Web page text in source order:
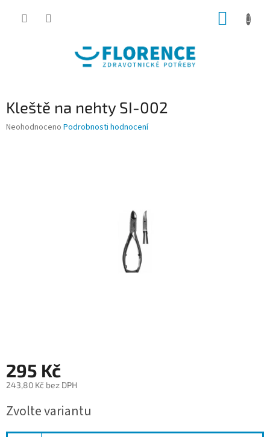
Kleště na nehty SI-002
Průměrné
Neohodnoceno Podrobnosti hodnocení
295 Kč
243,80 Kč bez DPH
cena:
Zvolte variantu